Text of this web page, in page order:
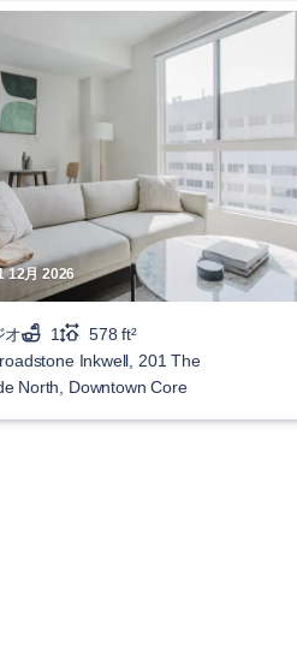
12月 2026
オ 1
578 ft²
Inkwell, 201 The
North, Downtown Core